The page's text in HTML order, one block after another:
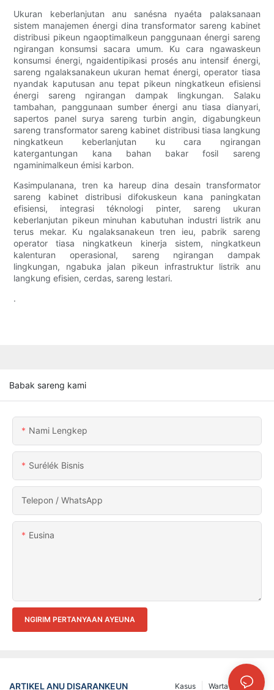
Ukuran keberlanjutan anu sanésna nyaéta palaksanaan
sistem manajemen énergi dina transformator sareng kabinet
distribusi pikeun ngaoptimalkeun panggunaan énergi sareng
ngirangan konsumsi sacara umum. Ku cara ngawaskeun
konsumsi énergi, ngaidentipikasi prosés anu intensif énergi,
sareng ngalaksanakeun ukuran hemat énergi, operator tiasa
nyandak kaputusan anu tepat pikeun ningkatkeun efisiensi
énergi sareng ngirangan dampak lingkungan. Salaku
tambahan, panggunaan sumber énergi anu tiasa dianyari,
sapertos panel surya sareng turbin angin, digabungkeun
sareng transformator sareng kabinet distribusi tiasa langkung
ningkatkeun keberlanjutan ku cara ngirangan
katergantungan kana bahan bakar fosil sareng
ngaminimalkeun émisi karbon.
Kasimpulanana, tren ka hareup dina desain transformator
sareng kabinet distribusi difokuskeun kana paningkatan
efisiensi, integrasi téknologi pinter, sareng ukuran
keberlanjutan pikeun minuhan kabutuhan industri listrik anu
terus mekar. Ku ngalaksanakeun tren ieu, pabrik sareng
operator tiasa ningkatkeun kinerja sistem, ningkatkeun
kalenturan operasional, sareng ngirangan dampak
lingkungan, ngabuka jalan pikeun infrastruktur listrik anu
langkung efisien, cerdas, sareng lestari.
.
Babak sareng kami
Nami Lengkep
Surélék Bisnis
Telepon / WhatsApp
Eusina
NGIRIM PERTANYAAN AYEUNA
ARTIKEL ANU DISARANKEUN FAQs
Warta
Kasus